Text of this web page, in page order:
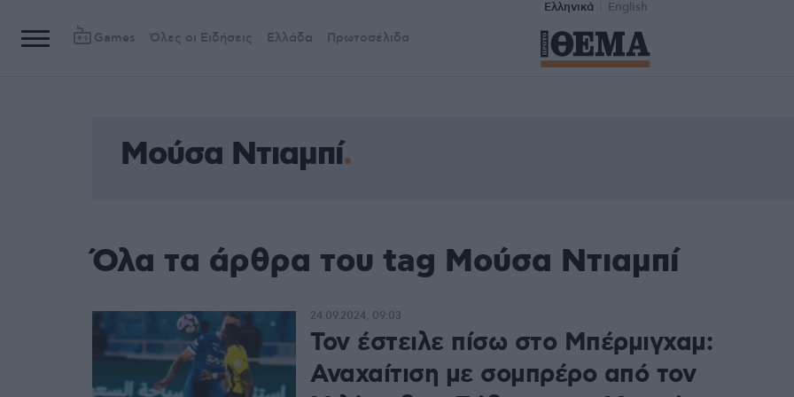
Ελληνικά English
Games Όλες οι Ειδήσεις Ελλάδα Πρωτοσέλιδα
Μούσα Ντιαμπί
Όλα τα άρθρα του tag Μούσα Ντιαμπί
Τον έστειλε πίσω στο Μπέρμιγχαμ:
Αναχαίτιση με σομπρέρο από τον
24.09.2024, 09:03